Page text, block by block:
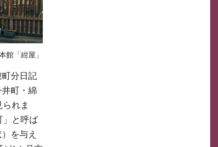
館「紺屋」
分日記
町・綿
れま
」と呼ば
を与え